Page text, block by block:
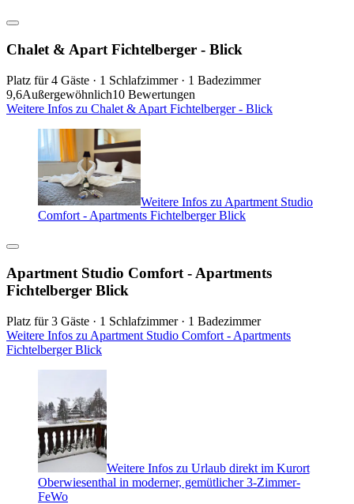
Chalet & Apart Fichtelberger - Blick
Platz für 4 Gäste · 1 Schlafzimmer · 1 Badezimmer
9,6Außergewöhnlich10 Bewertungen
Weitere Infos zu Chalet & Apart Fichtelberger - Blick
Weitere Infos zu Apartment Studio
Comfort - Apartments Fichtelberger Blick
Apartment Studio Comfort - Apartments
Fichtelberger Blick
Platz für 3 Gäste · 1 Schlafzimmer · 1 Badezimmer
Weitere Infos zu Apartment Studio Comfort - Apartments
Fichtelberger Blick
Weitere Infos zu Urlaub direkt im Kurort
Oberwiesenthal in moderner, gemütlicher 3-Zimmer-
FeWo